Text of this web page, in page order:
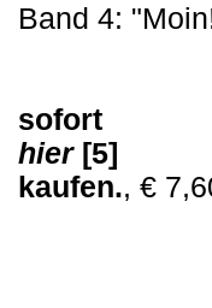
Band 4:
sofort
hier[5]
kaufen., €